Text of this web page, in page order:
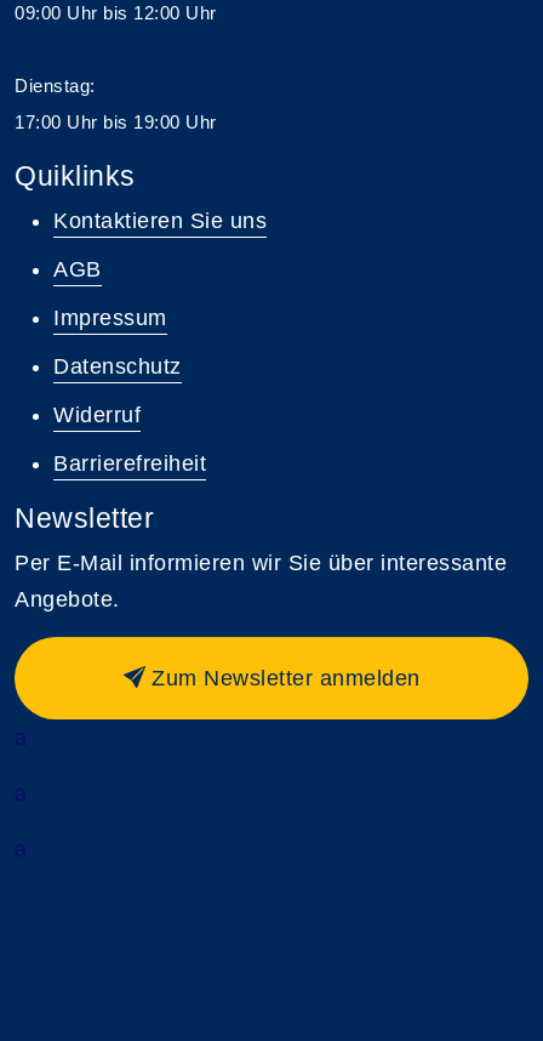
09:00 Uhr bis 12:00 Uhr
Dienstag:
17:00 Uhr bis 19:00 Uhr
Quiklinks
Kontaktieren Sie uns
AGB
Impressum
Datenschutz
Widerruf
Barrierefreiheit
Newsletter
Per E-Mail informieren wir Sie über interessante
Angebote.
Zum Newsletter anmelden
a
a
a